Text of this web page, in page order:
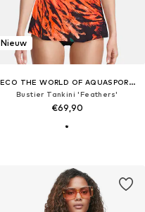
Nieuw
BECO THE WORLD OF AQUASPORTS
Bustier Tankini 'Feathers'
€69,90